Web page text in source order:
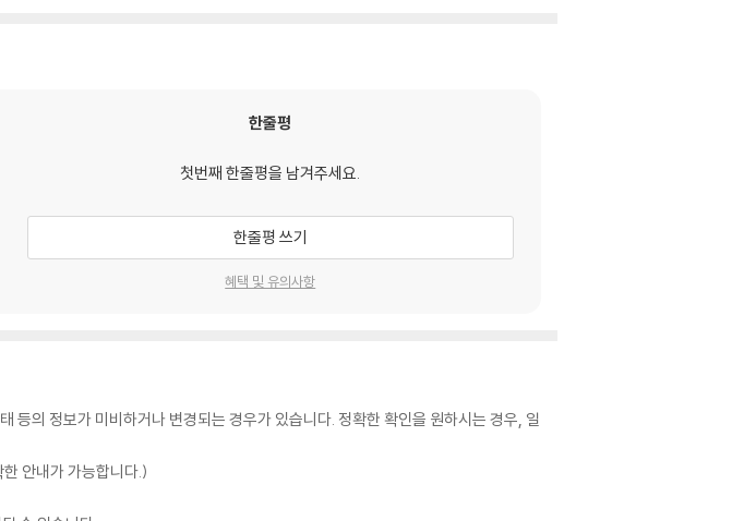
한줄평
첫번째 한줄평을 남겨주세요.
한줄평 쓰기
혜택 및 유의사항
의 정보가 미비하거나 변경되는 경우가 있습니다. 정확한 확인을 원하시는 경우, 일
안내가 가능합니다.)